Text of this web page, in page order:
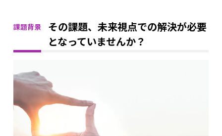
課題背景
その課題、未来視点での解決が必要
となっていませんか？